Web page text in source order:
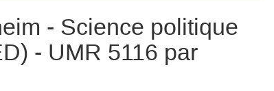
- Science politique
- UMR 5116 par